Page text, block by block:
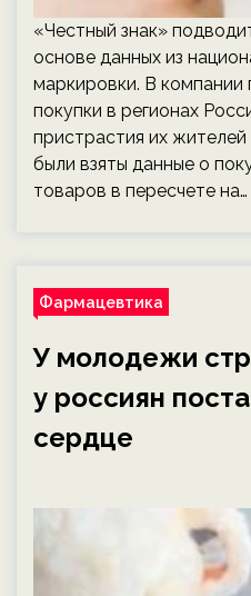
«Честный знак»
основе данных из
маркировки. В компании
покупки в регионах
пристрастия их
были взяты данные о
товаров в пересчете на…
Фармацевтика
У молодежи
у россиян
сердце